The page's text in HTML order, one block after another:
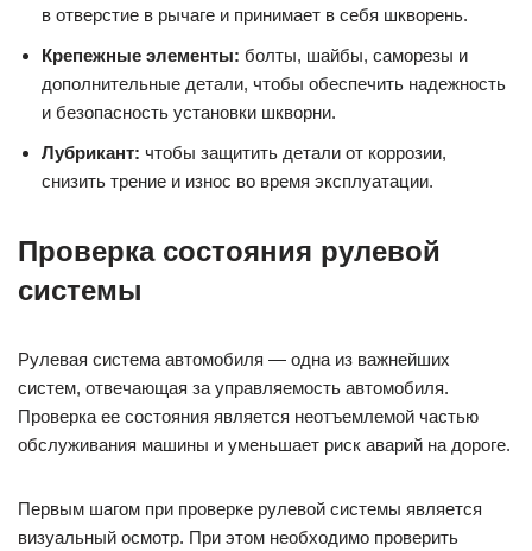
в отверстие в рычаге и принимает в себя шкворень.
Крепежные элементы: болты, шайбы, саморезы и
дополнительные детали, чтобы обеспечить надежность
и безопасность установки шкворни.
Лубрикант: чтобы защитить детали от коррозии,
снизить трение и износ во время эксплуатации.
Проверка состояния рулевой
системы
Рулевая система автомобиля — одна из важнейших
систем, отвечающая за управляемость автомобиля.
Проверка ее состояния является неотъемлемой частью
обслуживания машины и уменьшает риск аварий на дороге.
Первым шагом при проверке рулевой системы является
визуальный осмотр. При этом необходимо проверить